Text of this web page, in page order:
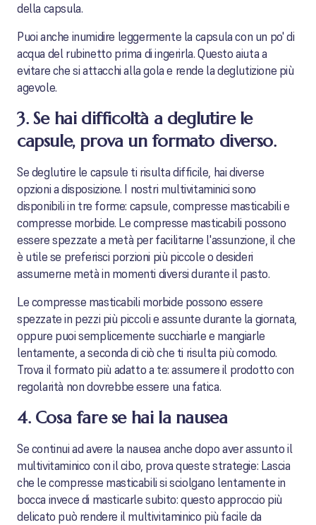
della capsula.
Puoi anche inumidire leggermente la capsula con un po' di
acqua del rubinetto prima di ingerirla. Questo aiuta a
evitare che si attacchi alla gola e rende la deglutizione più
agevole.
3. Se hai difficoltà a deglutire le
capsule, prova un formato diverso.
Se deglutire le capsule ti risulta difficile, hai diverse
opzioni a disposizione. I nostri multivitaminici sono
disponibili in tre forme: capsule, compresse masticabili e
compresse morbide. Le compresse masticabili possono
essere spezzate a metà per facilitarne l'assunzione, il che
è utile se preferisci porzioni più piccole o desideri
assumerne metà in momenti diversi durante il pasto.
Le compresse masticabili morbide possono essere
spezzate in pezzi più piccoli e assunte durante la giornata,
oppure puoi semplicemente succhiarle e mangiarle
lentamente, a seconda di ciò che ti risulta più comodo.
Trova il formato più adatto a te: assumere il prodotto con
regolarità non dovrebbe essere una fatica.
4. Cosa fare se hai la nausea
Se continui ad avere la nausea anche dopo aver assunto il
multivitaminico con il cibo, prova queste strategie: Lascia
che le compresse masticabili si sciolgano lentamente in
bocca invece di masticarle subito: questo approccio più
delicato può rendere il multivitaminico più facile da